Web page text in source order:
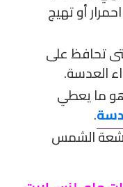
أو تهيج
تحافظ على
العدسة.
ما يعطي
.
الشمس